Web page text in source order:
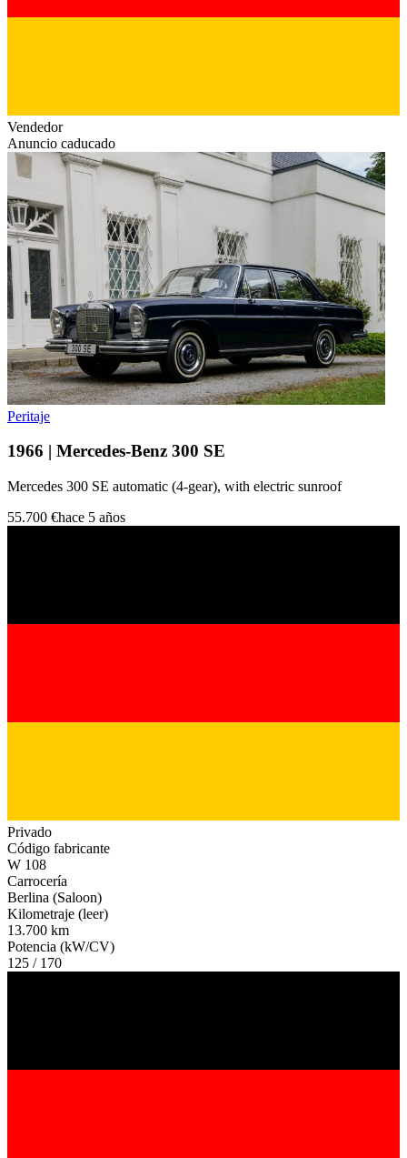
Vendedor
Anuncio caducado
Peritaje
1966 | Mercedes-Benz 300 SE
Mercedes 300 SE automatic (4-gear), with electric sunroof
55.700 €hace 5 años
Privado
Código fabricante
W 108
Carrocería
Berlina (Saloon)
Kilometraje (leer)
13.700 km
Potencia (kW/CV)
125 / 170